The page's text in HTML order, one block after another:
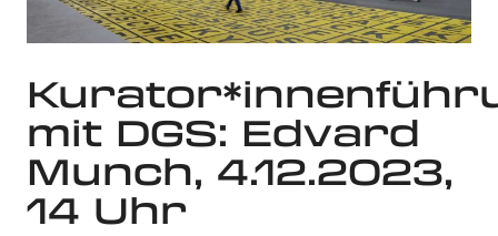
mit DGS: Edvard
Munch, 4.12.2023,
14 Uhr